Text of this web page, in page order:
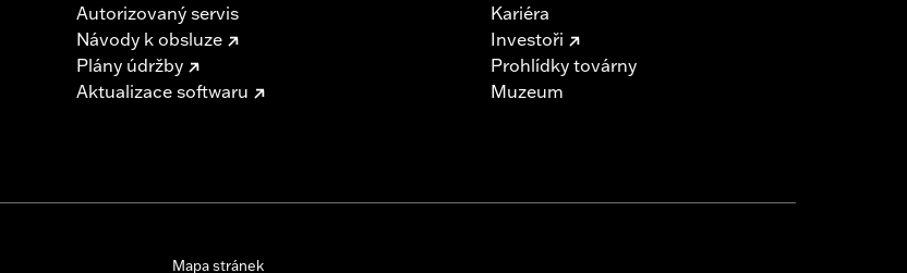
Autorizovaný servis
Návody k obsluze
Plány údržby
Aktualizace softwaru
Kariéra
Investoři
Prohlídky továrny
Muzeum
Mapa stránek